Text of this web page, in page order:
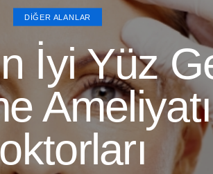
DIĞER ALANLAR
İyi Yüz